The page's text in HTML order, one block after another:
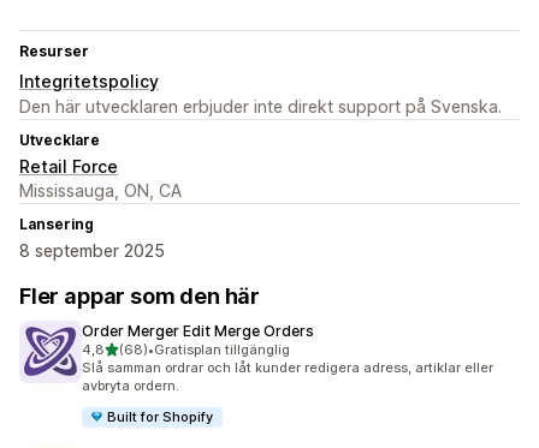
Resurser
Integritetspolicy
Den här utvecklaren erbjuder inte direkt support på Svenska.
Utvecklare
Retail Force
Mississauga, ON, CA
Lansering
8 september 2025
Fler appar som den här
Order Merger Edit Merge Orders
4,8av 5 stjärnor
(68)
68 recensioner totalt
•Gratisplan tillgänglig
Slå samman ordrar och låt kunder redigera adress, artiklar eller
avbryta ordern.
Built for Shopify